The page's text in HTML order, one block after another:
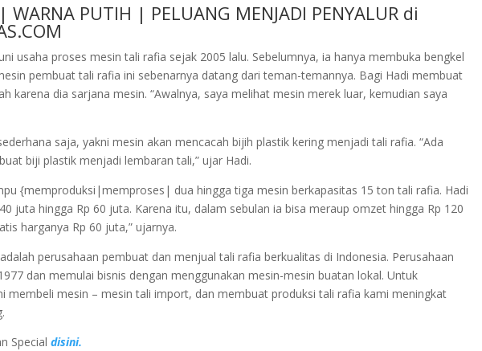
WARNA PUTIH | PELUANG MENJADI PENYALUR di
usaha proses mesin tali rafia sejak 2005 lalu. Sebelumnya, ia hanya membuka bengkel
pembuat tali rafia ini sebenarnya datang dari teman-temannya. Bagi Hadi membuat
karena dia sarjana mesin. “Awalnya, saya melihat mesin merek luar, kemudian saya
saja, yakni mesin akan mencacah bijih plastik kering menjadi tali rafia. “Ada
biji plastik menjadi lembaran tali,” ujar Hadi.
{memproduksi|memproses| dua hingga tiga mesin berkapasitas 15 ton tali rafia. Hadi
juta hingga Rp 60 juta. Karena itu, dalam sebulan ia bisa meraup omzet hingga Rp 120
harganya Rp 60 juta,” ujarnya.
perusahaan pembuat dan menjual tali rafia berkualitas di Indonesia. Perusahaan
dan memulai bisnis dengan menggunakan mesin-mesin buatan lokal. Untuk
membeli mesin – mesin tali import, dan membuat produksi tali rafia kami meningkat
Specialdisini.